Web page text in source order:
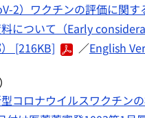
2）ワクチンの評価に関
について（Early
[216KB]
／English
コロナウイルスワクチ